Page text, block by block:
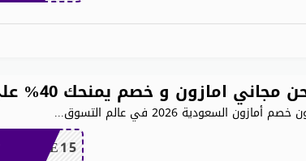
امازون و خصم يمنحك 40% على كل الطلبات
السعودية 2026 في عالم التسوق ...
SAVE15